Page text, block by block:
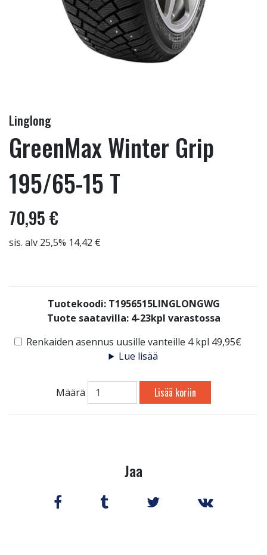
Linglong
GreenMax Winter Grip
195/65-15 T
70,95 €
sis. alv 25,5% 14,42 €
Tuotekoodi: T1956515LINGLONGWG
Tuote saatavilla: 4-23kpl varastossa
Renkaiden asennus uusille vanteille 4 kpl 49,95€
Lue lisää
Määrä Lisää koriin
Jaa